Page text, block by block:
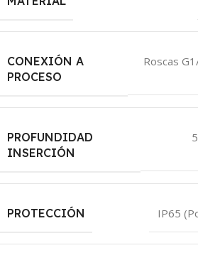
CONEXIÓN A
PROCESO
Roscas
PROFUNDIDAD
INSERCIÓN
PROTECCIÓN IP65